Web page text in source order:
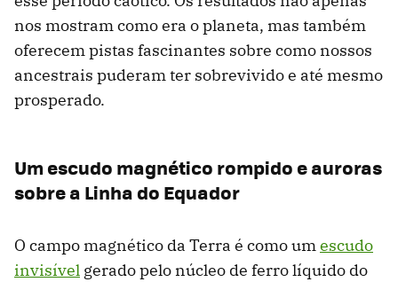
nos mostram como era o planeta, mas também
oferecem pistas fascinantes sobre como nossos
ancestrais puderam ter sobrevivido e até mesmo
prosperado.
Um escudo magnético rompido e auroras
sobre a Linha do Equador
O campo magnético da Terra é como umescudo
invisível gerado pelo núcleo de ferro líquido do